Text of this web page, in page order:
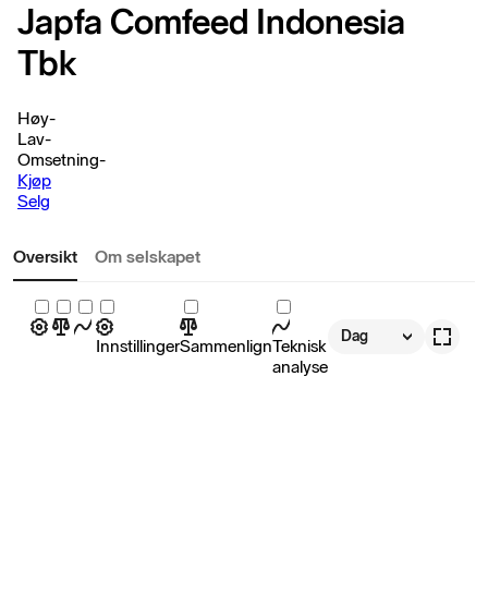
Japfa Comfeed Indonesia
Tbk
Høy-
Lav-
Omsetning-
Kjøp
Selg
Oversikt Om selskapet
InnstillingerSammenlignTeknisk
analyse
Dag